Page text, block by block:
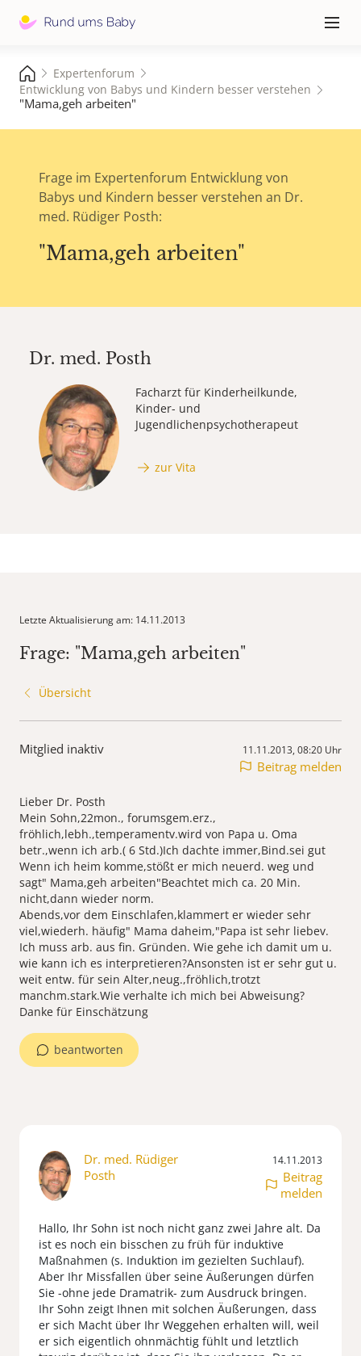
≡
Expertenforum
Entwicklung von Babys und Kindern besser verstehen
"Mama,geh arbeiten"
Frage im Expertenforum Entwicklung von
Babys und Kindern besser verstehen an Dr.
med. Rüdiger Posth:
"Mama,geh arbeiten"
Dr. med. Posth
Facharzt für Kinderheilkunde,
Kinder- und
Jugendlichenpsychotherapeut
zur Vita
Letzte Aktualisierung am: 14.11.2013
Frage: "Mama,geh arbeiten"
Übersicht
Mitglied inaktiv 11.11.2013, 08:20 Uhr
Beitrag melden
Lieber Dr. Posth
Mein Sohn,22mon., forumsgem.erz.,
fröhlich,lebh.,temperamentv.wird von Papa u. Oma
betr.,wenn ich arb.( 6 Std.)Ich dachte immer,Bind.sei gut
Wenn ich heim komme,stößt er mich neuerd. weg und
sagt" Mama,geh arbeiten"Beachtet mich ca. 20 Min.
nicht,dann wieder norm.
Abends,vor dem Einschlafen,klammert er wieder sehr
viel,wiederh. häufig" Mama daheim,"Papa ist sehr liebev.
Ich muss arb. aus fin. Gründen. Wie gehe ich damit um u.
wie kann ich es interpretieren?Ansonsten ist er sehr gut u.
weit entw. für sein Alter,neug.,fröhlich,trotzt
manchm.stark.Wie verhalte ich mich bei Abweisung?
Danke für Einschätzung
beantworten
Dr. med. Rüdiger
Posth
14.11.2013
Beitrag
melden
Hallo, Ihr Sohn ist noch nicht ganz zwei Jahre alt. Da
ist es noch ein bisschen zu früh für induktive
Maßnahmen (s. Induktion im gezielten Suchlauf).
Aber Ihr Missfallen über seine Äußerungen dürfen
Sie -ohne jede Dramatrik- zum Ausdruck bringen.
Ihr Sohn zeigt Ihnen mit solchen Äußerungen, dass
er sich Macht über Ihr Weggehen erhalten will, weil
er sich eigentlich ohnmächtig fühlt und letztlich